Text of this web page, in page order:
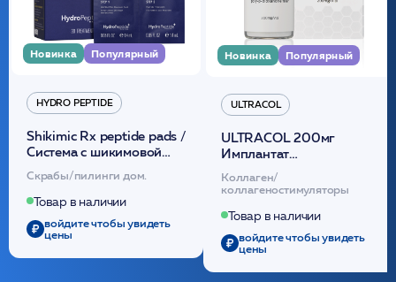
Новинка Популярный
HYDRO PEPTIDE
Shikimic Rx peptide pads /
Cистема с шикимовой
кислотой обновляющая
(30шт) /HP
Скрабы/пилинги дом.
Товар в наличии
войдите чтобы увидеть
цены
Новинка Популярный
ULTRACOL
ULTRACOL 200мг
Имплантат
внутридермальный,
стерильный на основе
полидиоксанона
/ULTRACOL
Коллаген/
коллагеностимуляторы
Товар в наличии
войдите чтобы увидеть
цены